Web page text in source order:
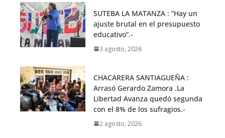
SUTEBA LA MATANZA : “Hay un
ajuste brutal en el presupuesto
educativo”.-
3 agosto, 2026
CHACARERA SANTIAGUEÑA :
Arrasó Gerardo Zamora .La
Libertad Avanza quedó segunda
con el 8% de los sufragios.-
2 agosto, 2026